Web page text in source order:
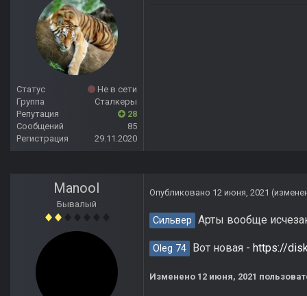
Статус
Не в сети
Группа
Сталкеры
Репутация
28
Сообщений
85
Регистрация
29.11.2020
Manool
Бывалый
Опубликовано 12 июня, 2021
Сильвер Арты вообще
Oleg 74 Вот новая - https://
Изменено 12 июня, 2021